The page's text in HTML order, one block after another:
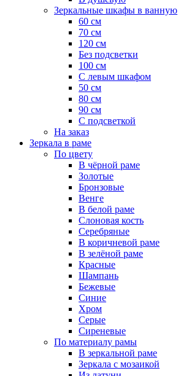
Зеркальные шкафы в ванную
60 см
70 см
120 см
Без подсветки
100 см
С левым шкафом
50 см
80 см
90 см
С подсветкой
На заказ
Зеркала в раме
По цвету
В чёрной раме
Золотые
Бронзовые
Венге
В белой раме
Слоновая кость
Серебряные
В коричневой раме
В зелёной раме
Красные
Шампань
Бежевые
Синие
Хром
Серые
Сиреневые
По материалу рамы
В зеркальной раме
Зеркала с мозаикой